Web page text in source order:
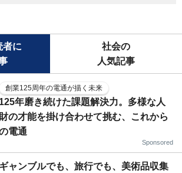
者に
社会の
人気記事
創業125周年の電通が描く未来
125年磨き続けた課題解決力。多様な人
財の才能を掛け合わせて挑む、これから
電通
Sponsored
ギャンブルでも、旅行でも、美術品収集